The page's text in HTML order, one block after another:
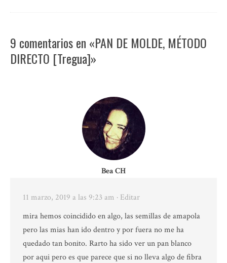
9 comentarios en «PAN DE MOLDE, MÉTODO
DIRECTO [Tregua]»
Bea CH
11 marzo, 2019 a las 9:23 am · Editar
mira hemos coincidido en algo, las semillas de amapola
pero las mias han ido dentro y por fuera no me ha
quedado tan bonito. Rarto ha sido ver un pan blanco
por aqui pero es que parece que si no lleva algo de fibra